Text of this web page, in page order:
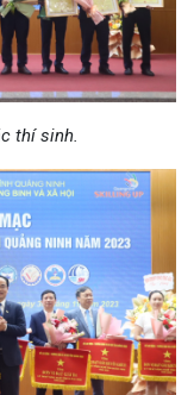
thí sinh.